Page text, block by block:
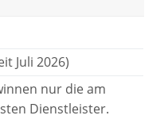
Juli 2026)
nur die am
Dienstleister.